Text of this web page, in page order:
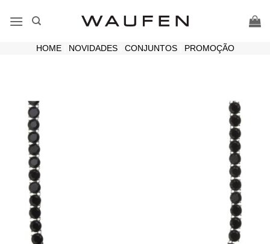
HOME| NOVIDADES| CONJUNTOS| PROMOÇÃO